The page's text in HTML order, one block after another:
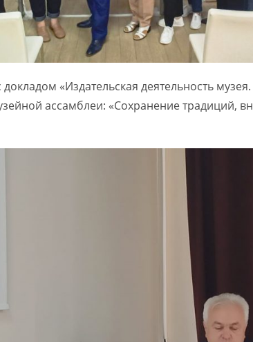
«Издательская деятельность
ассамблеи: «Сохранение традиций,